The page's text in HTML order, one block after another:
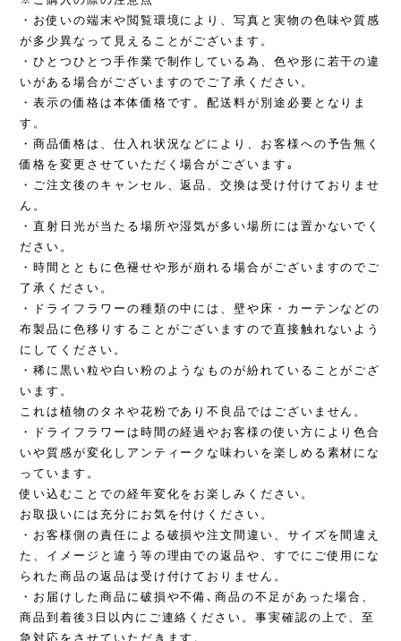
・お使いの端末や閲覧環境により、写真と実物の色味や質感
が多少異なって見えることがございます。
・ひとつひとつ手作業で制作している為、色や形に若干の違
いがある場合がございますのでご了承ください。
・表示の価格は本体価格です。配送料が別途必要となりま
す。
・商品価格は、仕入れ状況などにより、お客様への予告無く
価格を変更させていただく場合がございます｡
・ご注文後のキャンセル、返品、交換は受け付けておりませ
ん。
・直射日光が当たる場所や湿気が多い場所には置かないでく
ださい。
・時間とともに色褪せや形が崩れる場合がございますのでご
了承ください。
・ドライフラワーの種類の中には、壁や床・カーテンなどの
布製品に色移りすることがございますので直接触れないよう
にしてください。
・稀に黒い粒や白い粉のようなものが紛れていることがござ
います。
これは植物のタネや花粉であり不良品ではございません。
・ドライフラワーは時間の経過やお客様の使い方により色合
いや質感が変化しアンティークな味わいを楽しめる素材にな
っています。
使い込むことでの経年変化をお楽しみください。
お取扱いには充分にお気を付けください。
・お客様側の責任による破損や注文間違い、サイズを間違え
た、イメージと違う等の理由での返品や、すでにご使用にな
られた商品の返品は受け付けておりません。
・お届けした商品に破損や不備､商品の不足があった場合、
商品到着後3日以内にご連絡ください。事実確認の上で、至
急対応をさせていただきます。